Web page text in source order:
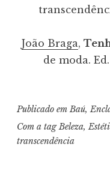
João Braga,
de moda.
Publicado emBaú,
Com a tagBeleza,
transcendência